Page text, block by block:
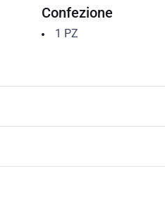
Confezione
1 PZ